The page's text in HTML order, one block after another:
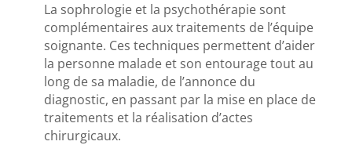
La sophrologie et la psychothérapie sont
complémentaires aux traitements de l’équipe
soignante. Ces techniques permettent d’aider
la personne malade et son entourage tout au
long de sa maladie, de l’annonce du
diagnostic, en passant par la mise en place de
traitements et la réalisation d’actes
chirurgicaux.